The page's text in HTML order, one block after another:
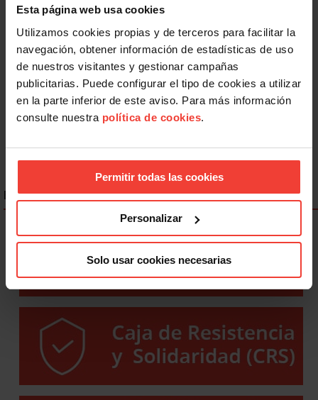
Esta página web usa cookies
Utilizamos cookies propias y de terceros para facilitar la
navegación, obtener información de estadísticas de uso
de nuestros visitantes y gestionar campañas
publicitarias. Puede configurar el tipo de cookies a utilizar
en la parte inferior de este aviso. Para más información
consulte nuestra política de cookies.
Permitir todas las cookies
Personalizar
Solo usar cookies necesarias
Igualdad
Discriminación LGTBIQ+: el 77,8% del colectivo oculta su
identidad en el trabajo
26 JUNIO, 2026
ENLACES DESTACADOS